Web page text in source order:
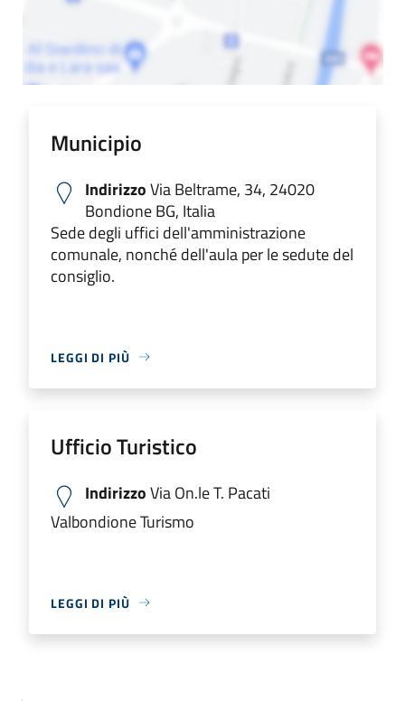
Municipio
IndirizzoVia Beltrame, 34, 24020
Bondione BG, Italia
Sede degli uffici dell'amministrazione
comunale, nonché dell'aula per le sedute del
consiglio.
LEGGI DI PIÙ
Ufficio Turistico
IndirizzoVia On.le T. Pacati
Valbondione Turismo
LEGGI DI PIÙ